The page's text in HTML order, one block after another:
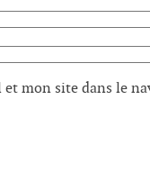
mon site dans le